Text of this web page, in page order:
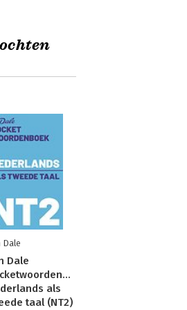
Dale
Dale
als
taal (NT2)